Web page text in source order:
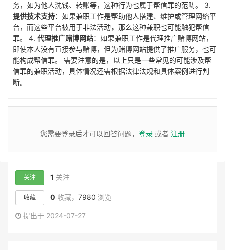
务，如为他人洗钱、转账等，这种行为也属于帮信罪的范畴。 3.
提供技术支持：如果兼职工作是帮助他人搭建、维护或管理网络平
台，而这些平台被用于非法活动，那么这种兼职也可能触犯帮信
罪。 4. 代理推广赌博网站：如果兼职工作是代理推广赌博网站，
即使本人没有直接参与赌博，但为赌博网站提供了推广服务，也可
能构成帮信罪。 需要注意的是，以上只是一些常见的可能涉及帮
信罪的兼职活动，具体情况还需根据法律法规和具体案例进行判
断。
您需要登录后才可以回答问题， 登录 或者 注册
关注 1 关注
收藏 0 收藏， 7980 浏览
提出于 2024-07-27